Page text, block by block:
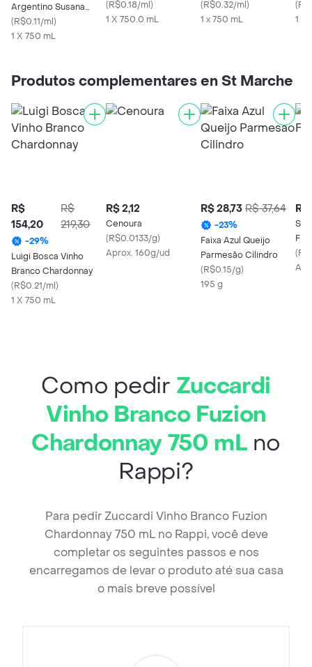
Argentino Susana
Balbo Chardonnay
(R$0.11/ml)
1 X 750 mL
Chardonay
(R$0.18/ml)
1 X 750.0 mL
750 mL
(R$0.32/ml)
1 x 750 mL
(
1 x
Produtos complementares en St Marche
R$
154,20
R$
219,30
-29%
Luigi Bosca Vinho
Branco Chardonnay
(R$0.21/ml)
1 X 750 mL
R$ 2,12
Cenoura
(R$0.0133/g)
Aprox. 160g/ud
R$ 28,73 R$ 37,64
-23%
Faixa Azul Queijo
Parmesão Cilindro
(R$0.15/g)
195 g
R$
St.
(
Como pedir Zuccardi
Vinho Branco Fuzion
Chardonnay 750 mL no
Rappi?
Para pedir Zuccardi Vinho Branco Fuzion
Chardonnay 750 mL no Rappi, você deve
completar os seguintes passos e nos
encarregamos de levar o produto até sua casa
o mais breve possível